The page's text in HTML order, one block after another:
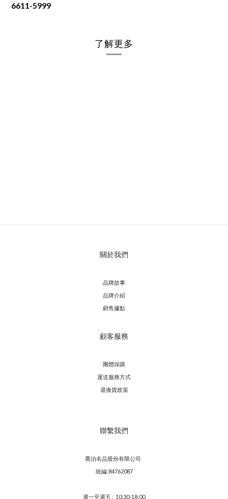
6611-5999
了解更多
關於我們
品牌故事
品牌介紹
銷售據點
顧客服務
團體採購
運送服務方式
退換貨政策
聯繫我們
喬治名品股份有限公司
統編:84762087
週一至週五 : 10:30-18:00